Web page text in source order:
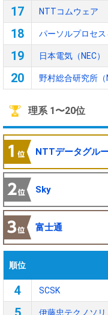
17 NTTコムウェア
18 パーソルプロセ
19 日本電気（NEC）
20 野村総合研究所（
理系 1〜20位
NTTデータグル
Sky
富士通
順位
4 SCSK
伊藤忠テクノソリ